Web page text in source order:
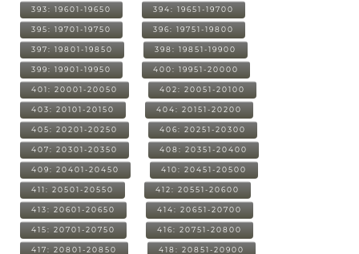
393: 19601-19650 394: 19651-19700
395: 19701-19750 396: 19751-19800
397: 19801-19850 398: 19851-19900
399: 19901-19950 400: 19951-20000
401: 20001-20050 402: 20051-20100
403: 20101-20150 404: 20151-20200
405: 20201-20250 406: 20251-20300
407: 20301-20350 408: 20351-20400
409: 20401-20450 410: 20451-20500
411: 20501-20550 412: 20551-20600
413: 20601-20650 414: 20651-20700
415: 20701-20750 416: 20751-20800
417: 20801-20850 418: 20851-20900